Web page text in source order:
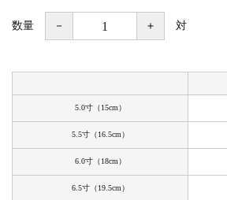
数量 － ＋ 対
5.0寸（15cm）
5.5寸（16.5cm）
6.0寸（18cm）
6.5寸（19.5cm）